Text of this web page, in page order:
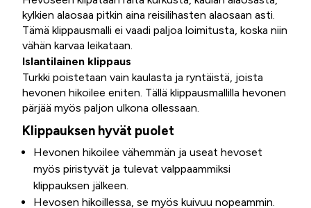
kylkien alaosaa pitkin aina reisilihasten alaosaan asti.
Tämä klippausmalli ei vaadi paljoa loimitusta, koska niin
vähän karvaa leikataan.
Islantilainen klippaus
Turkki poistetaan vain kaulasta ja ryntäistä, joista
hevonen hikoilee eniten. Tällä klippausmallilla hevonen
pärjää myös paljon ulkona ollessaan.
Klippauksen hyvät puolet
Hevonen hikoilee vähemmän ja useat hevoset
myös piristyvät ja tulevat valppaammiksi
klippauksen jälkeen.
Hevosen hikoillessa, se myös kuivuu nopeammin.